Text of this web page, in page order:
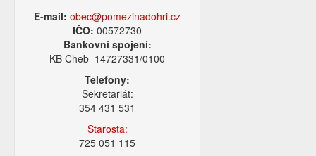
E-mail: obec@pomezinadohri.cz
IČO:00572730
Bankovní spojení:
KB Cheb 14727331/0100
Telefony:
Sekretariát:
354 431 531
Starosta:
725 051 115